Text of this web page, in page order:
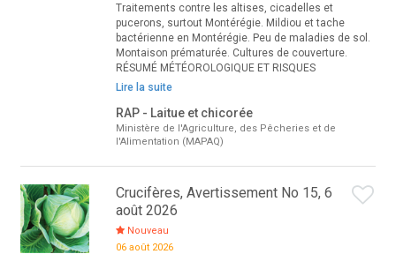
Traitements contre les altises, cicadelles et
pucerons, surtout Montérégie. Mildiou et tache
bactérienne en Montérégie. Peu de maladies de sol.
Montaison prématurée. Cultures de couverture.
RÉSUMÉ MÉTÉOROLOGIQUE ET RISQUES
Lire la suite
RAP - Laitue et chicorée
Ministère de l'Agriculture, des Pêcheries et de
l'Alimentation (MAPAQ)
Crucifères, Avertissement No 15, 6
août 2026
Nouveau
06 août 2026